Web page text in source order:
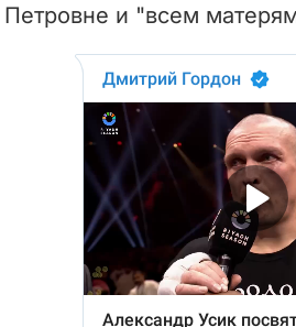
и "всем